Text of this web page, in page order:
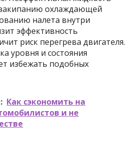
охлаждающей
налета внутри
эффективность
риск перегрева двигателя.
уровня и состояния
избежать подобных
Как сэкономить на
и не